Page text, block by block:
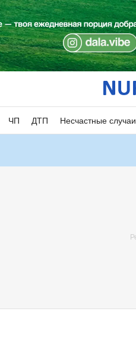
ЧП ДТП Несчастные случаи